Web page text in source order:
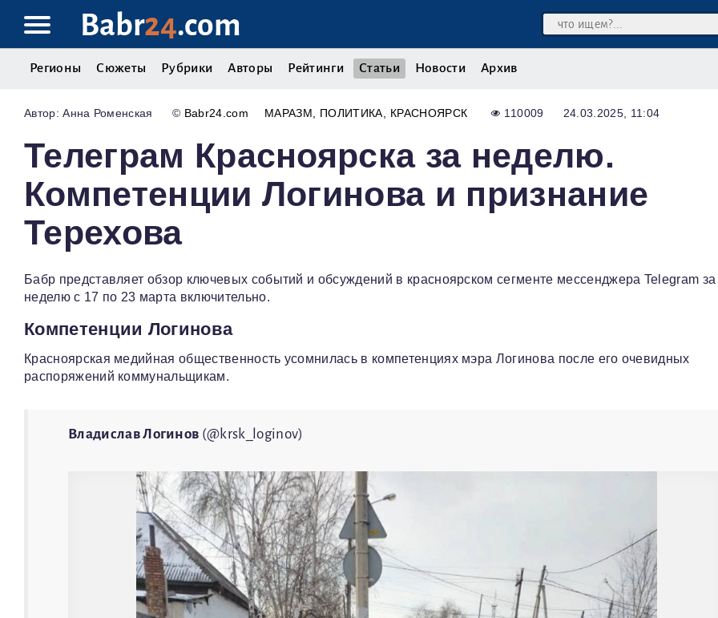
Babr24.com
Регионы Сюжеты Рубрики Авторы Рейтинги Статьи Новости Архив
Анна Роменская © Babr24.com МАРАЗМ ПОЛИТИКА КРАСНОЯРСК 110009 24.03.2025, 11:04
Телеграм Красноярска за неделю.
Компетенции Логинова и признание
Терехова
Бабр представляет обзор ключевых событий и обсуждений в красноярском сегменте мессенджера Telegram за
неделю с 17 по 23 марта включительно.
Компетенции Логинова
Красноярская медийная общественность усомнилась в компетенциях мэра Логинова после его очевидных
распоряжений коммунальщикам.
Владислав Логинов (@krsk_loginov)